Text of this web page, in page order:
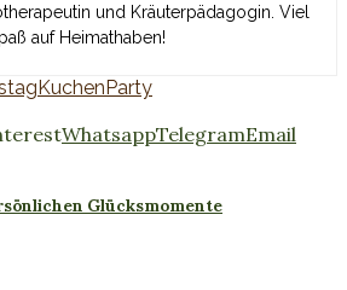
und Kräuterpädagogin. Viel
auf Heimathaben!
KuchenParty
WhatsappTelegramEmail
Glücksmomente